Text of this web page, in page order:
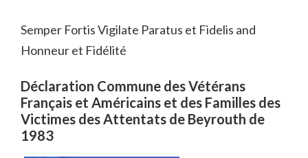
Semper Fortis Vigilate Paratus et Fidelis and
Honneur et Fidélité
Déclaration Commune des Vétérans
Français et Américains et des Familles des
Victimes des Attentats de Beyrouth de
1983